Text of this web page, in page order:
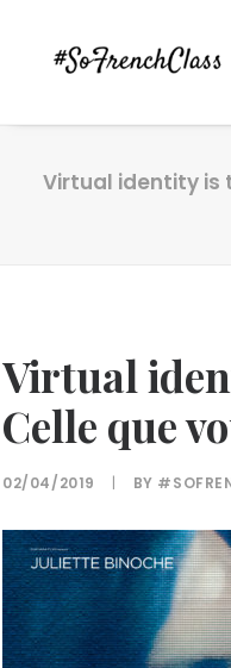
Virtual identity is
Virtual
Celle que
02/04/2019 | BY